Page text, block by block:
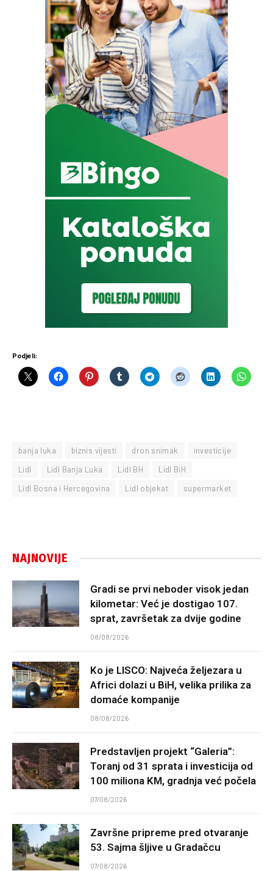
Podjeli:
banja luka biznis vijesti dron snimak
investicije
Lidl
Lidl Banja Luka Lidl BH
Lidl BiH
Lidl Bosna i Hercegovina
Lidl objekat supermarket
NAJNOVIJE
Gradi se prvi neboder visok jedan
kilometar: Već je dostigao 107.
sprat, završetak za dvije godine
08/08/2026
Ko je LISCO: Najveća željezara u
Africi dolazi u BiH, velika prilika za
domaće kompanije
08/08/2026
Predstavljen projekt “Galeria”:
Toranj od 31 sprata i investicija od
100 miliona KM, gradnja već počela
07/08/2026
Završne pripreme pred otvaranje
53. Sajma šljive u Gradačcu
07/08/2026